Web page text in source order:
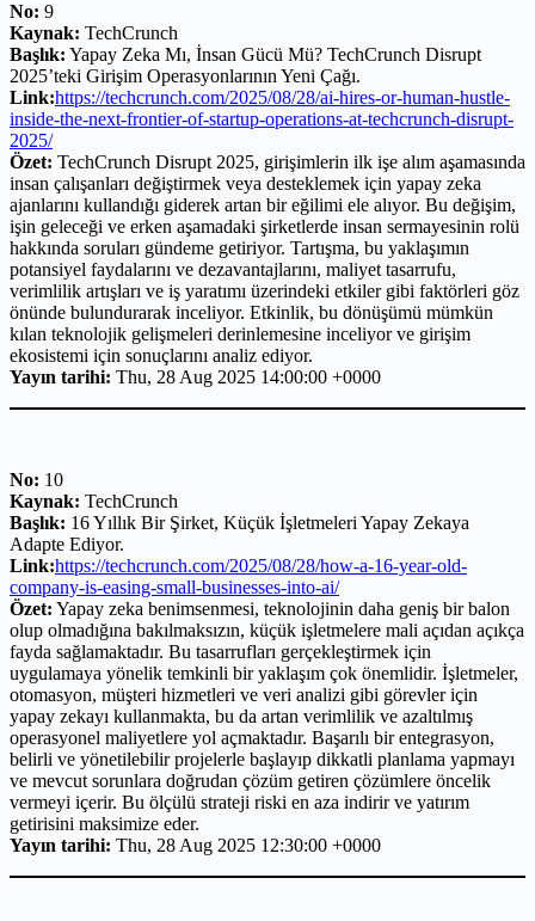
No: 9
Kaynak: TechCrunch
Başlık: Yapay Zeka Mı, İnsan Gücü Mü? TechCrunch Disrupt
2025’teki Girişim Operasyonlarının Yeni Çağı.
Link:https://techcrunch.com/2025/08/28/ai-hires-or-human-hustle-
inside-the-next-frontier-of-startup-operations-at-techcrunch-disrupt-
2025/
Özet: TechCrunch Disrupt 2025, girişimlerin ilk işe alım aşamasında
insan çalışanları değiştirmek veya desteklemek için yapay zeka
ajanlarını kullandığı giderek artan bir eğilimi ele alıyor. Bu değişim,
işin geleceği ve erken aşamadaki şirketlerde insan sermayesinin rolü
hakkında soruları gündeme getiriyor. Tartışma, bu yaklaşımın
potansiyel faydalarını ve dezavantajlarını, maliyet tasarrufu,
verimlilik artışları ve iş yaratımı üzerindeki etkiler gibi faktörleri göz
önünde bulundurarak inceliyor. Etkinlik, bu dönüşümü mümkün
kılan teknolojik gelişmeleri derinlemesine inceliyor ve girişim
ekosistemi için sonuçlarını analiz ediyor.
Yayın tarihi: Thu, 28 Aug 2025 14:00:00 +0000
No: 10
Kaynak: TechCrunch
Başlık: 16 Yıllık Bir Şirket, Küçük İşletmeleri Yapay Zekaya
Adapte Ediyor.
Link:https://techcrunch.com/2025/08/28/how-a-16-year-old-
company-is-easing-small-businesses-into-ai/
Özet: Yapay zeka benimsenmesi, teknolojinin daha geniş bir balon
olup olmadığına bakılmaksızın, küçük işletmelere mali açıdan açıkça
fayda sağlamaktadır. Bu tasarrufları gerçekleştirmek için
uygulamaya yönelik temkinli bir yaklaşım çok önemlidir. İşletmeler,
otomasyon, müşteri hizmetleri ve veri analizi gibi görevler için
yapay zekayı kullanmakta, bu da artan verimlilik ve azaltılmış
operasyonel maliyetlere yol açmaktadır. Başarılı bir entegrasyon,
belirli ve yönetilebilir projelerle başlayıp dikkatli planlama yapmayı
ve mevcut sorunlara doğrudan çözüm getiren çözümlere öncelik
vermeyi içerir. Bu ölçülü strateji riski en aza indirir ve yatırım
getirisini maksimize eder.
Yayın tarihi: Thu, 28 Aug 2025 12:30:00 +0000